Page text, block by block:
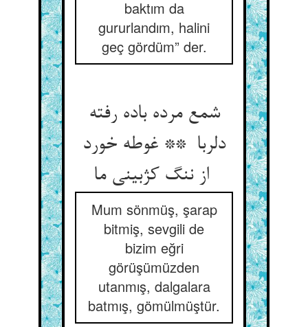
baktım da
gururlandım, halini
geç gördüm” der.
شمع مرده باده رفته
دلربا ** غوطه خورد
Mum sönmüş, şarap
bitmiş, sevgili de
bizim eğri
görüşümüzden
utanmış, dalgalara
batmış, gömülmüştür.